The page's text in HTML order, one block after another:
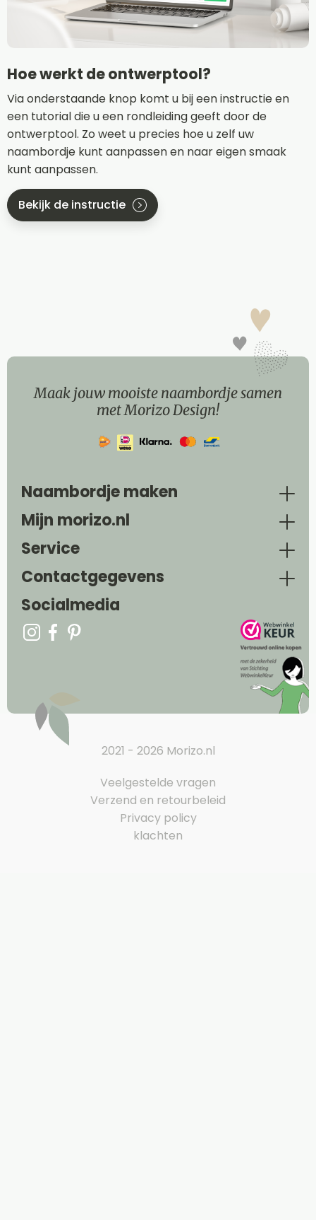
Hoe werkt de ontwerptool?
Via onderstaande knop komt u bij een instructie en
een tutorial die u een rondleiding geeft door de
ontwerptool. Zo weet u precies hoe u zelf uw
naambordje kunt aanpassen en naar eigen smaak
kunt aanpassen.
Bekijk de instructie
Maak jouw mooiste naambordje samen
met Morizo Design!
Naambordje maken
Mijn morizo.nl
Service
Contactgegevens
Socialmedia
2021 - 2026 Morizo.nl
Veelgestelde vragen
Verzend en retourbeleid
Privacy policy
klachten